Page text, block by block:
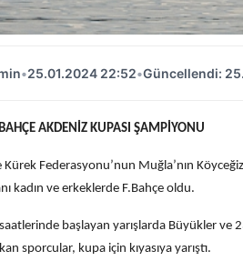
•25.01.2024 22:52•Güncellendi:
AKDENİZ KUPASI ŞAMPİYONU
Kürek Federasyonu’nun Muğla’nın
kadın ve erkeklerde F.Bahçe oldu.
başlayan yarışlarda Büyükler ve
sporcular, kupa için kıyasıya yarıştı.